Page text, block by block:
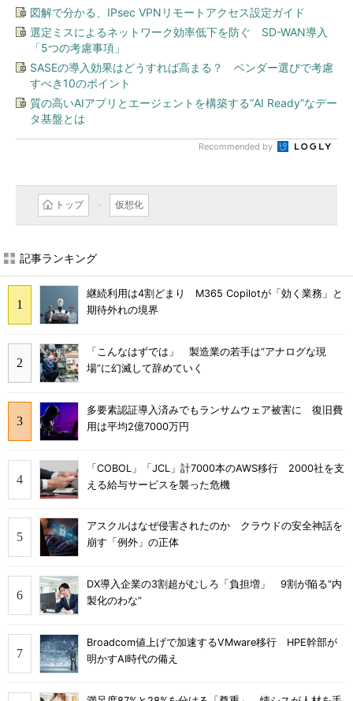
図解で分かる、IPsec VPNリモートアクセス設定ガイド
選定ミスによるネットワーク効率低下を防ぐ SD-WAN導入
「5つの考慮事項」
SASEの導入効果はどうすれば高まる？ ベンダー選びで考慮
すべき10のポイント
質の高いAIアプリとエージェントを構築する“AI Ready”なデー
タ基盤とは
Recommended by
トップ 仮想化
記事ランキング
継続利用は4割どまり M365 Copilotが「効く業務」と
期待外れの境界
「こんなはずでは」 製造業の若手は“アナログな現
場”に幻滅して辞めていく
多要素認証導入済みでもランサムウェア被害に 復旧費
用は平均2億7000万円
「COBOL」「JCL」計7000本のAWS移行 2000社を支
える給与サービスを襲った危機
アスクルはなぜ侵害されたのか クラウドの安全神話を
崩す「例外」の正体
DX導入企業の3割超がむしろ「負担増」 9割が陥る“内
製化のわな”
Broadcom値上げで加速するVMware移行 HPE幹部が
明かすAI時代の備え